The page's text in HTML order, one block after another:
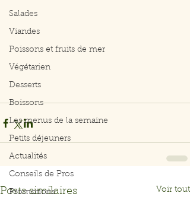
Salades
Viandes
Poissons et fruits de mer
Végétarien
Desserts
Boissons
Les menus de la semaine
Petits déjeuners
Actualités
Conseils de Pros
Promotions
Posts similaires Voir tout